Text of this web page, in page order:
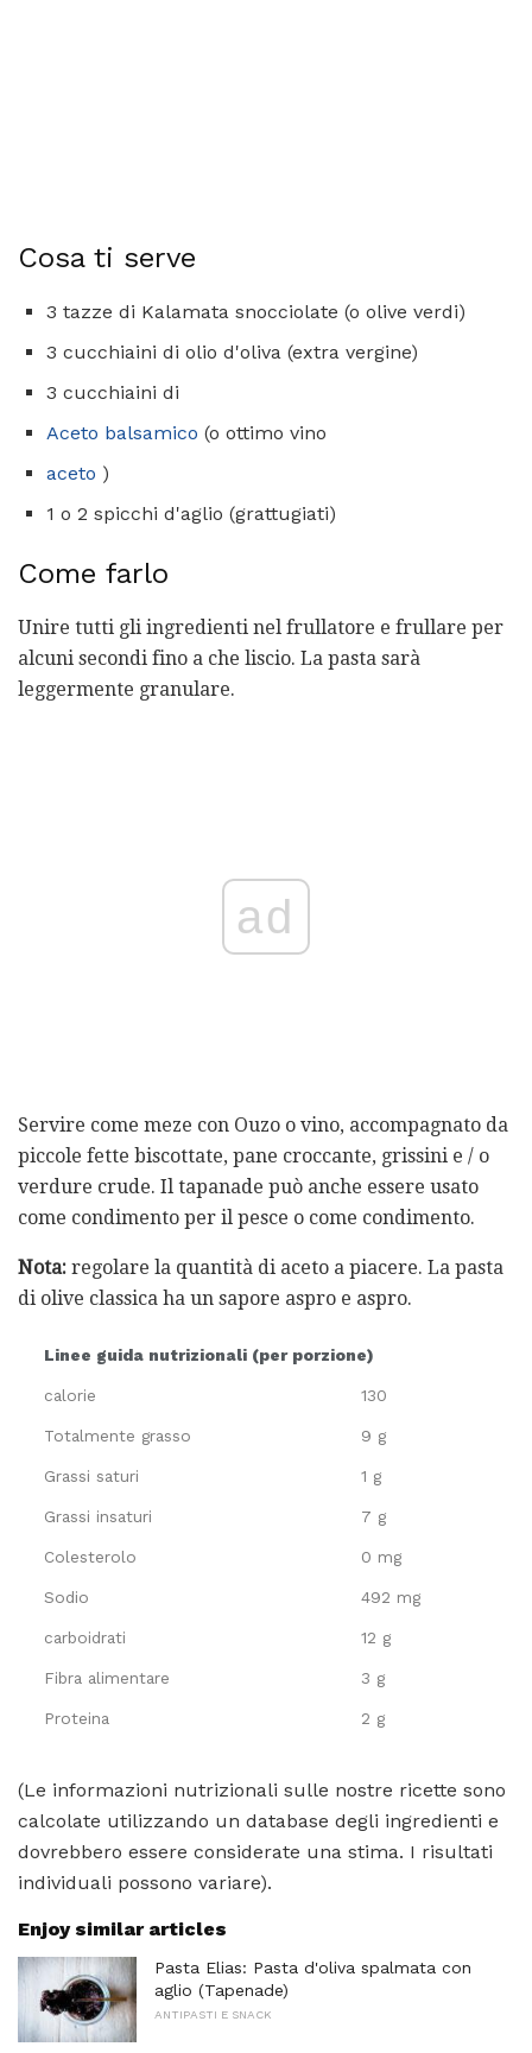
Cosa ti serve
3 tazze di Kalamata snocciolate (o olive verdi)
3 cucchiaini di olio d'oliva (extra vergine)
3 cucchiaini di
Aceto balsamico (o ottimo vino
aceto )
1 o 2 spicchi d'aglio (grattugiati)
Come farlo
Unire tutti gli ingredienti nel frullatore e frullare per
alcuni secondi fino a che liscio. La pasta sarà
leggermente granulare.
ad
Servire come meze con Ouzo o vino, accompagnato da
piccole fette biscottate, pane croccante, grissini e / o
verdure crude. Il tapanade può anche essere usato
come condimento per il pesce o come condimento.
Nota: regolare la quantità di aceto a piacere. La pasta
di olive classica ha un sapore aspro e aspro.
Linee guida nutrizionali (per porzione)
calorie 130
Totalmente grasso 9 g
Grassi saturi 1 g
Grassi insaturi 7 g
Colesterolo 0 mg
Sodio 492 mg
carboidrati 12 g
Fibra alimentare 3 g
Proteina 2 g
(Le informazioni nutrizionali sulle nostre ricette sono
calcolate utilizzando un database degli ingredienti e
dovrebbero essere considerate una stima. I risultati
individuali possono variare).
Enjoy similar articles
Pasta Elias: Pasta d'oliva spalmata con
aglio (Tapenade)
ANTIPASTI E SNACK